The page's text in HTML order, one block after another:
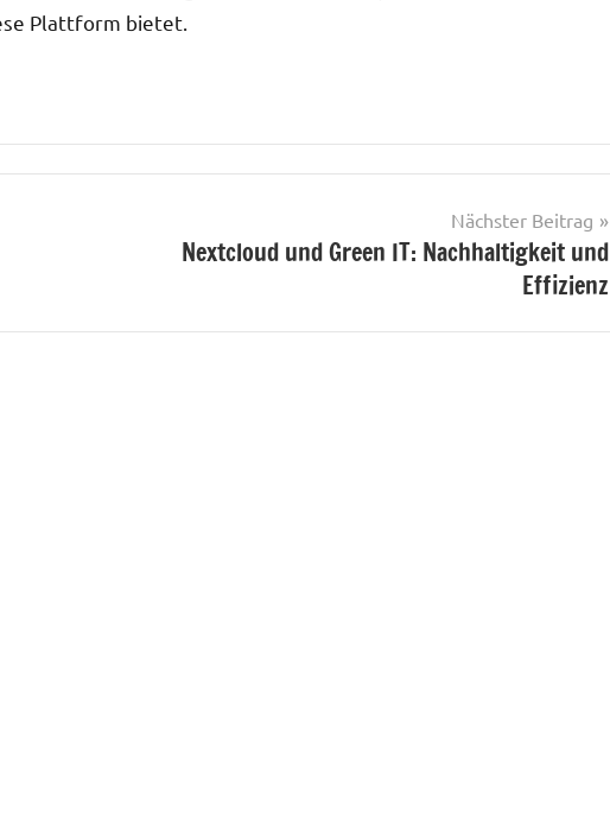
Plattform bietet.
Nächster Beitrag
Nextcloud und Green IT: Nachhaltigkeit und
Effizienz